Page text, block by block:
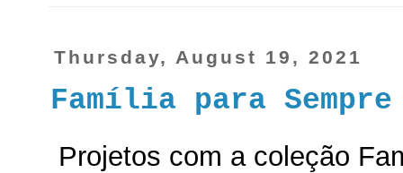
Thursday, August 19, 2021
Família para
Projetos com a coleção